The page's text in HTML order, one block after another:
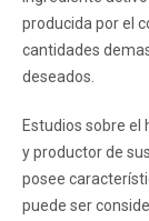
producida por el
cantidades
deseados.
Estudios sobre
y productor de
posee
puede ser